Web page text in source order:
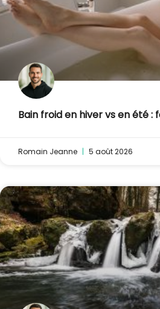
Bain froid en hiver vs en été
Romain Jeanne 5 août 2026